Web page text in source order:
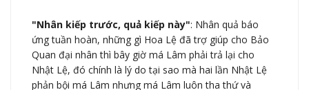
"Nhân kiếp trước, quả kiếp này": Nhân quả báo
ứng tuần hoàn, những gì Hoa Lệ đã trợ giúp cho Bảo
Quan đại nhân thì bây giờ má Lâm phải trả lại cho
Nhật Lệ, đó chính là lý do tại sao mà hai lần Nhật Lệ
phản bội má Lâm nhưng má Lâm luôn tha thứ và